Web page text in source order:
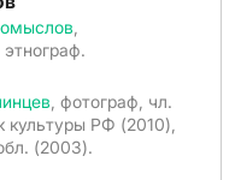
, фотограф, чл.
РФ (2010),
(2003).